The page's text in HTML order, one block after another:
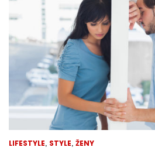
LIFESTYLE, STYLE, ŽENY